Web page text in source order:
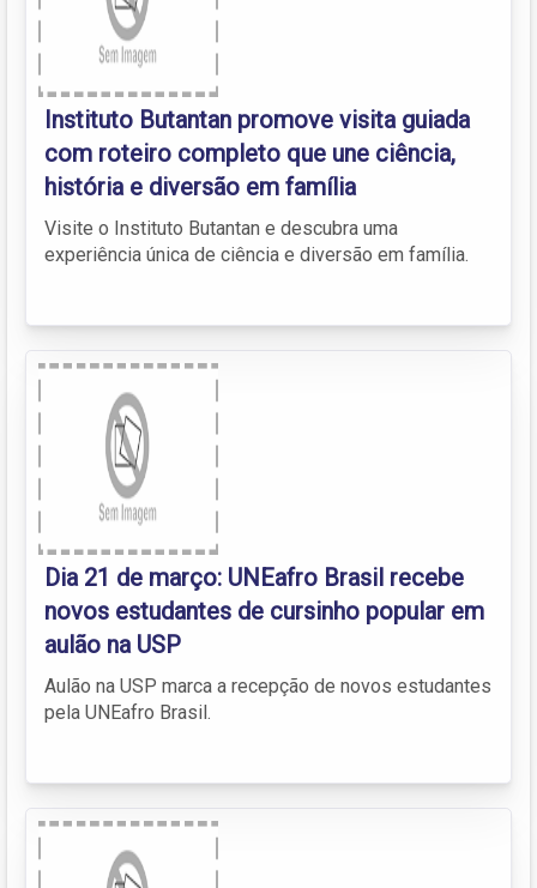
Instituto Butantan promove visita guiada
com roteiro completo que une ciência,
história e diversão em família
Visite o Instituto Butantan e descubra uma
experiência única de ciência e diversão em família.
Dia 21 de março: UNEafro Brasil recebe
novos estudantes de cursinho popular em
aulão na USP
Aulão na USP marca a recepção de novos estudantes
pela UNEafro Brasil.